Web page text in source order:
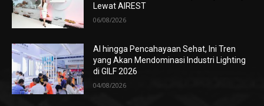
Lewat AIREST
06/08/2026
AI hingga Pencahayaan Sehat, Ini Tren
yang Akan Mendominasi Industri Lighting
di GILF 2026
04/08/2026